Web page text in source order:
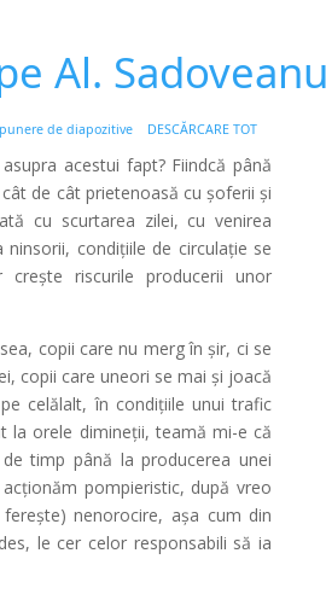
Al.
de diapozitive DESCĂRCARE TOT
acestui fapt? Fiindcă până
de cât prietenoasă cu șoferii și
cu scurtarea zilei, cu venirea
ninsorii, condițiile de circulație se
riscurile producerii unor
copii care nu merg în șir, ci se
copii care uneori se mai și joacă
celălalt, în condițiile unui trafic
la orele dimineții, teamă mi-e că
timp până la producerea unei
pompieristic, după vreo
nenorocire, așa cum din
le cer celor responsabili să ia